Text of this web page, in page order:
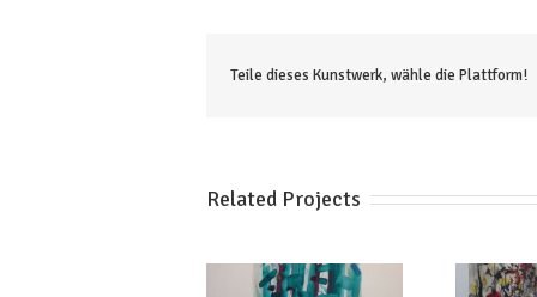
Teile dieses Kunstwerk, wähle die Plattform!
Related Projects